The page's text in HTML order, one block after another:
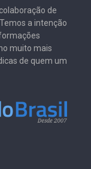
de
a intenção
muito mais
de quem um